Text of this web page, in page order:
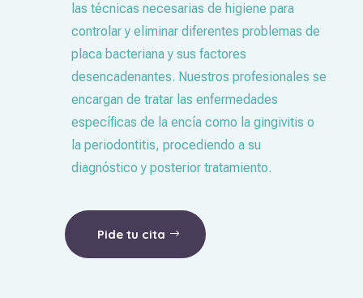
las técnicas necesarias de higiene para
controlar y eliminar diferentes problemas de
placa bacteriana y sus factores
desencadenantes. Nuestros profesionales se
encargan de tratar las enfermedades
específicas de la encía como la gingivitis o
la periodontitis, procediendo a su
diagnóstico y posterior tratamiento.
Pide tu cita